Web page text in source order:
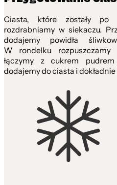
Ciasta, które zostały po
rozdrabniamy w siekaczu.
dodajemy powidła
W rondelku rozpuszczamy
łączymy z cukrem
dodajemy do ciasta i dokładnie